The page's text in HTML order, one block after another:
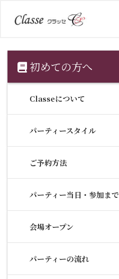
初めての方へ
Classeについて
パーティースタイル
ご予約方法
パーティー当日・参加まで
会場オープン
パーティーの流れ